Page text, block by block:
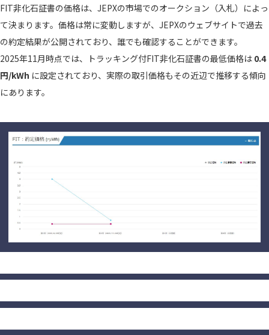
FIT非化石証書の価格は、JEPXの市場でのオークション（入札）によっ
て決まります。価格は常に変動しますが、JEPXのウェブサイトで過去
の約定結果が公開されており、誰でも確認することができます。
2025年11月時点では、トラッキング付FIT非化石証書の最低価格は 0.4
円/kWh に設定されており、実際の取引価格もその近辺で推移する傾向
にあります。